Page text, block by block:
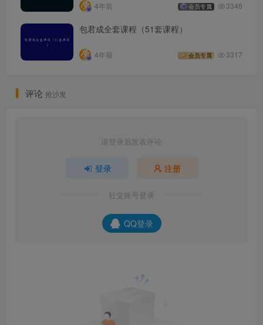
4年前 会员专属 3346
包君成全套课程（51套课程）
4年前 会员专属 3317
评论 抢沙发
请登录后发表评论
登录 注册
社交账号登录
QQ登录